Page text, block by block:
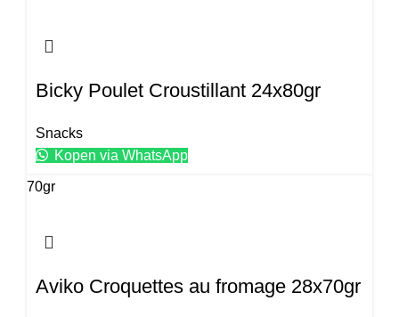
Bicky Poulet Croustillant 24x80gr
Snacks
Kopen via WhatsApp
70gr
Aviko Croquettes au fromage 28x70gr